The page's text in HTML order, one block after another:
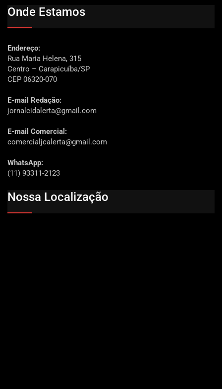
Onde Estamos
Endereço:
Rua Maria Helena, 315
Centro – Carapicuíba/SP
CEP 06320-070
E-mail Redação:
jornalcidalerta@gmail.com
E-mail Comercial:
comercialjcalerta@gmail.com
WhatsApp:
(11) 93311-2123
Nossa Localização